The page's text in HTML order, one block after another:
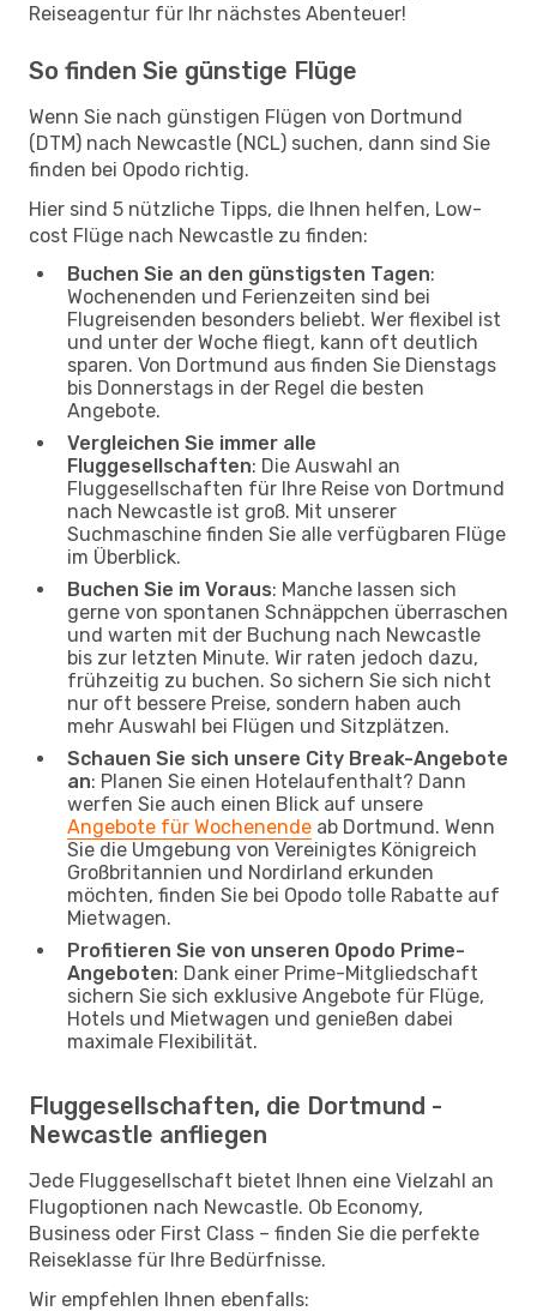
Reiseagentur für Ihr nächstes Abenteuer!
So finden Sie günstige Flüge
Wenn Sie nach günstigen Flügen von Dortmund
(DTM) nach Newcastle (NCL) suchen, dann sind Sie
finden bei Opodo richtig.
Hier sind 5 nützliche Tipps, die Ihnen helfen, Low-
cost Flüge nach Newcastle zu finden:
Buchen Sie an den günstigsten Tagen:
Wochenenden und Ferienzeiten sind bei
Flugreisenden besonders beliebt. Wer flexibel ist
und unter der Woche fliegt, kann oft deutlich
sparen. Von Dortmund aus finden Sie Dienstags
bis Donnerstags in der Regel die besten
Angebote.
Vergleichen Sie immer alle
Fluggesellschaften: Die Auswahl an
Fluggesellschaften für Ihre Reise von Dortmund
nach Newcastle ist groß. Mit unserer
Suchmaschine finden Sie alle verfügbaren Flüge
im Überblick.
Buchen Sie im Voraus: Manche lassen sich
gerne von spontanen Schnäppchen überraschen
und warten mit der Buchung nach Newcastle
bis zur letzten Minute. Wir raten jedoch dazu,
frühzeitig zu buchen. So sichern Sie sich nicht
nur oft bessere Preise, sondern haben auch
mehr Auswahl bei Flügen und Sitzplätzen.
Schauen Sie sich unsere City Break-Angebote
an: Planen Sie einen Hotelaufenthalt? Dann
werfen Sie auch einen Blick auf unsere
Angebote für Wochenende ab Dortmund. Wenn
Sie die Umgebung von Vereinigtes Königreich
Großbritannien und Nordirland erkunden
möchten, finden Sie bei Opodo tolle Rabatte auf
Mietwagen.
Profitieren Sie von unseren Opodo Prime-
Angeboten: Dank einer Prime-Mitgliedschaft
sichern Sie sich exklusive Angebote für Flüge,
Hotels und Mietwagen und genießen dabei
maximale Flexibilität.
Fluggesellschaften, die Dortmund -
Newcastle anfliegen
Jede Fluggesellschaft bietet Ihnen eine Vielzahl an
Flugoptionen nach Newcastle. Ob Economy,
Business oder First Class – finden Sie die perfekte
Reiseklasse für Ihre Bedürfnisse.
Wir empfehlen Ihnen ebenfalls: